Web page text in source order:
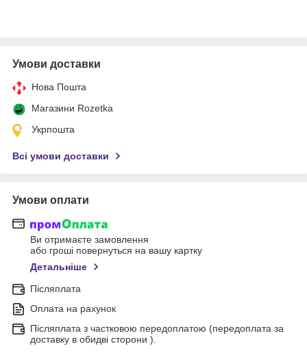
Умови доставки
Нова Пошта
Магазини Rozetka
Укрпошта
Всі умови доставки
Умови оплати
Ви отримаєте замовлення
або гроші повернуться на вашу картку
Детальніше
Післяплата
Оплата на рахунок
Післяплата з частковою передоплатою (передоплата за
доставку в обидві сторони ).